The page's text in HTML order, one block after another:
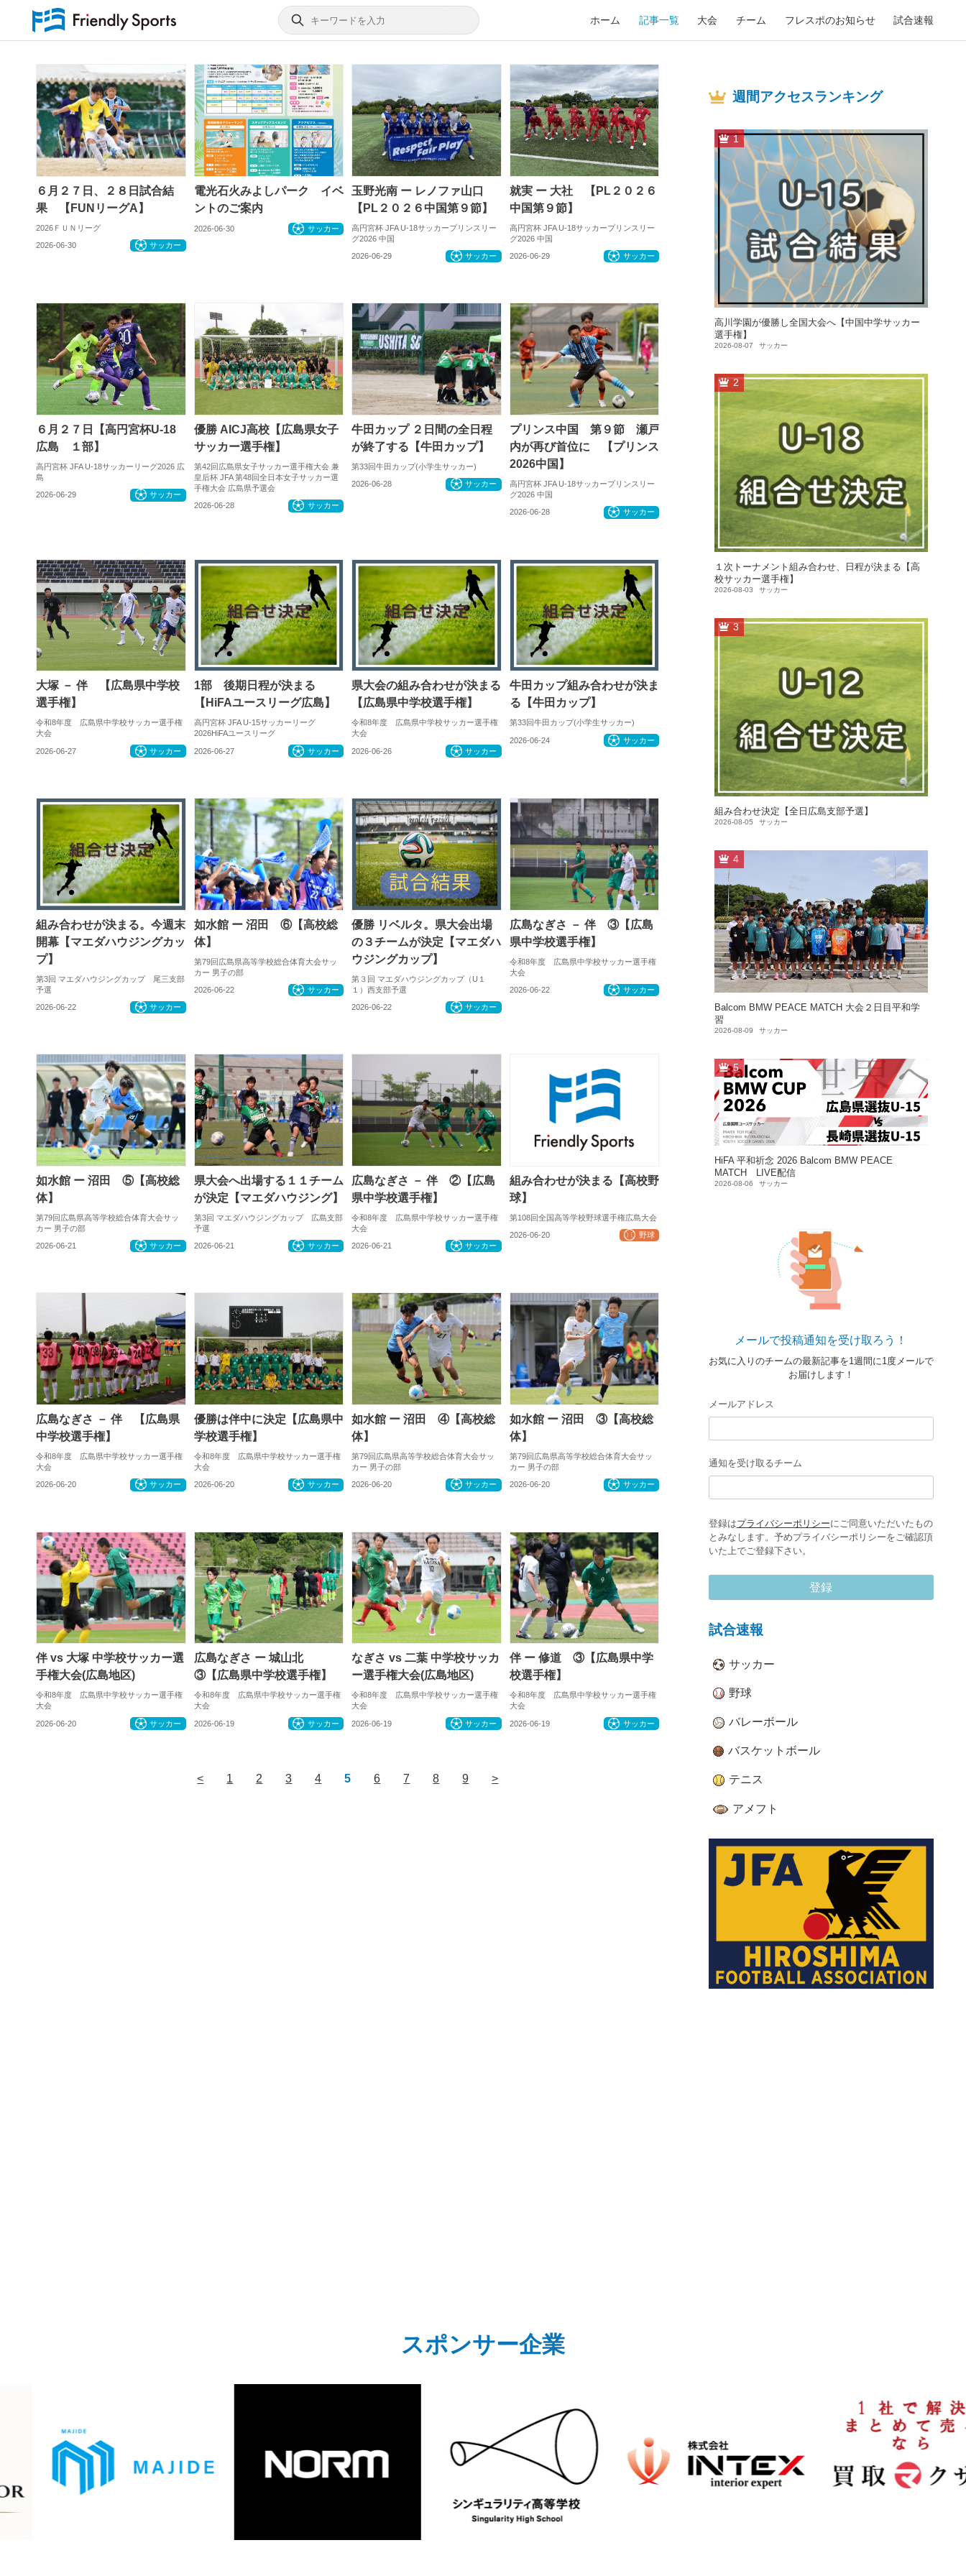
ホーム 記事一覧 大会 チーム フレスポのお知らせ 試合速報
６月２７日、２８日試合結
果 【FUNリーグA】
2026ＦＵＮリーグ
2026-06-30 サッカー
電光石火みよしパーク イベ
ントのご案内
2026-06-30 サッカー
玉野光南 ー レノファ山口
【PL２０２６中国第９節】
高円宮杯 JFA U-18サッカープリンスリー
グ2026 中国
2026-06-29 サッカー
就実 ー 大社 【PL２０２６
中国第９節】
高円宮杯 JFA U-18サッカープリンスリー
グ2026 中国
2026-06-29 サッカー
６月２７日【高円宮杯U-18
広島 １部】
高円宮杯 JFA U-18サッカーリーグ2026 広
島
2026-06-29 サッカー
優勝 AICJ高校【広島県女子
サッカー選手権】
第42回広島県女子サッカー選手権大会 兼
皇后杯 JFA 第48回全日本女子サッカー選
手権大会 広島県予選会
2026-06-28 サッカー
牛田カップ ２日間の全日程
が終了する【牛田カップ】
第33回牛田カップ(小学生サッカー)
2026-06-28 サッカー
プリンス中国 第９節 瀬戸
内が再び首位に 【プリンス
2026中国】
高円宮杯 JFA U-18サッカープリンスリー
グ2026 中国
2026-06-28 サッカー
大塚 － 伴 【広島県中学校
選手権】
令和8年度 広島県中学校サッカー選手権
大会
2026-06-27 サッカー
1部 後期日程が決まる
【HiFAユースリーグ広島】
高円宮杯 JFA U-15サッカーリーグ
2026HiFAユースリーグ
2026-06-27 サッカー
県大会の組み合わせが決まる
【広島県中学校選手権】
令和8年度 広島県中学校サッカー選手権
大会
2026-06-26 サッカー
牛田カップ組み合わせが決ま
る【牛田カップ】
第33回牛田カップ(小学生サッカー)
2026-06-24 サッカー
組み合わせが決まる。今週末
開幕【マエダハウジングカッ
プ】
第3回 マエダハウジングカップ 尾三支部
予選
2026-06-22 サッカー
如水館 ー 沼田 ⑥【高校総
体】
第79回広島県高等学校総合体育大会サッ
カー 男子の部
2026-06-22 サッカー
優勝 リベルタ。県大会出場
の３チームが決定【マエダハ
ウジングカップ】
第３回 マエダハウジングカップ（U１
１）西支部予選
2026-06-22 サッカー
広島なぎさ － 伴 ③【広島
県中学校選手権】
令和8年度 広島県中学校サッカー選手権
大会
2026-06-22 サッカー
如水館 ー 沼田 ⑤【高校総
体】
第79回広島県高等学校総合体育大会サッ
カー 男子の部
2026-06-21 サッカー
県大会へ出場する１１チーム
が決定【マエダハウジング】
第3回 マエダハウジングカップ 広島支部
予選
2026-06-21 サッカー
広島なぎさ － 伴 ②【広島
県中学校選手権】
令和8年度 広島県中学校サッカー選手権
大会
2026-06-21 サッカー
組み合わせが決まる【高校野
球】
第108回全国高等学校野球選手権広島大会
2026-06-20 野球
広島なぎさ － 伴 【広島県
中学校選手権】
令和8年度 広島県中学校サッカー選手権
大会
2026-06-20 サッカー
優勝は伴中に決定【広島県中
学校選手権】
令和8年度 広島県中学校サッカー選手権
大会
2026-06-20 サッカー
如水館 ー 沼田 ④【高校総
体】
第79回広島県高等学校総合体育大会サッ
カー 男子の部
2026-06-20 サッカー
如水館 ー 沼田 ③【高校総
体】
第79回広島県高等学校総合体育大会サッ
カー 男子の部
2026-06-20 サッカー
伴 vs 大塚 中学校サッカー選
手権大会(広島地区)
令和8年度 広島県中学校サッカー選手権
大会
2026-06-20 サッカー
広島なぎさ ー 城山北
③【広島県中学校選手権】
令和8年度 広島県中学校サッカー選手権
大会
2026-06-19 サッカー
なぎさ vs 二葉 中学校サッカ
ー選手権大会(広島地区)
令和8年度 広島県中学校サッカー選手権
大会
2026-06-19 サッカー
伴 ー 修道 ③【広島県中学
校選手権】
令和8年度 広島県中学校サッカー選手権
大会
2026-06-19 サッカー
< 1 2 3 4 5 6 7 8 9 >
週間アクセスランキング
1
高川学園が優勝し全国大会へ【中国中学サッカー
選手権】
2026-08-07 サッカー
2
１次トーナメント組み合わせ、日程が決まる【高
校サッカー選手権】
2026-08-03 サッカー
3
組み合わせ決定【全日広島支部予選】
2026-08-05 サッカー
4
Balcom BMW PEACE MATCH 大会２日目平和学
習
2026-08-09 サッカー
5
HiFA 平和祈念 2026 Balcom BMW PEACE
MATCH LIVE配信
2026-08-06 サッカー
メールで投稿通知を受け取ろう！
お気に入りのチームの最新記事を1週間に1度メールで
お届けします！
メールアドレス
通知を受け取るチーム
登録はプライバシーポリシーにご同意いただいたもの
とみなします。予めプライバシーポリシーをご確認頂
いた上でご登録下さい。
登録
試合速報
サッカー
野球
バレーボール
バスケットボール
テニス
アメフト
スポンサー企業